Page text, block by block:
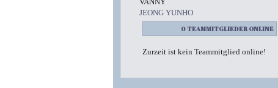
JEONG YUNHO
0 TEAMMITGLIEDER ONLINE
Zurzeit ist kein Teammitglied online!